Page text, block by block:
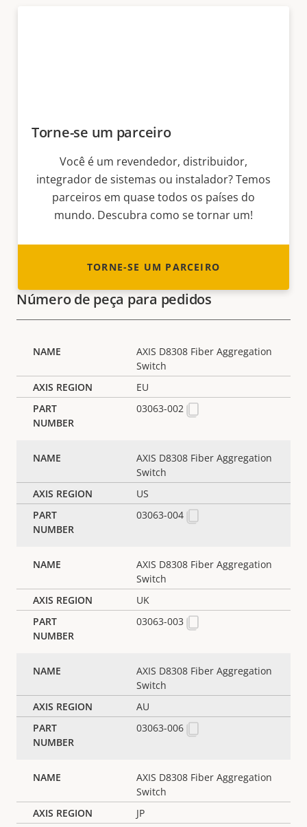
Torne-se um parceiro
Você é um revendedor, distribuidor,
integrador de sistemas ou instalador? Temos
parceiros em quase todos os países do
mundo. Descubra como se tornar um!
TORNE-SE UM PARCEIRO
Número de peça para pedidos
AXIS D8308 Fiber Aggregation
Switch
EU
03063-002
AXIS D8308 Fiber Aggregation
Switch
US
03063-004
AXIS D8308 Fiber Aggregation
Switch
UK
03063-003
AXIS D8308 Fiber Aggregation
Switch
AU
03063-006
AXIS D8308 Fiber Aggregation
Switch
JP